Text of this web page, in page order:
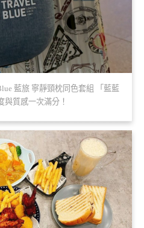
藍旅 寧靜頸枕同色套組 「藍藍
與質感一次滿分！